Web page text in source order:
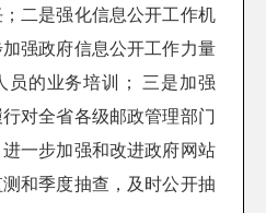
二是强化信息公开工作机
强政府信息公开工作力量
员的业务培训； 三是加强
对全省各级邮政管理部门
一步加强和改进政府网站
和季度抽查，及时公开抽